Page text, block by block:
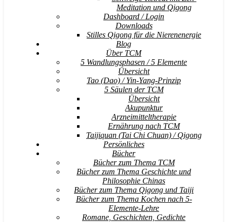
Meditation und Qigong
Dashboard / Login
Downloads
Stilles Qigong für die Nierenenergie
Blog
Über TCM
5 Wandlungsphasen / 5 Elemente
Übersicht
Tao (Dao) / Yin-Yang-Prinzip
5 Säulen der TCM
Übersicht
Akupunktur
Arzneimitteltherapie
Ernährung nach TCM
Taijiquan (Tai Chi Chuan) / Qigong
Persönliches
Bücher
Bücher zum Thema TCM
Bücher zum Thema Geschichte und
Philosophie Chinas
Bücher zum Thema Qigong und Taiji
Bücher zum Thema Kochen nach 5-
Elemente-Lehre
Romane, Geschichten, Gedichte